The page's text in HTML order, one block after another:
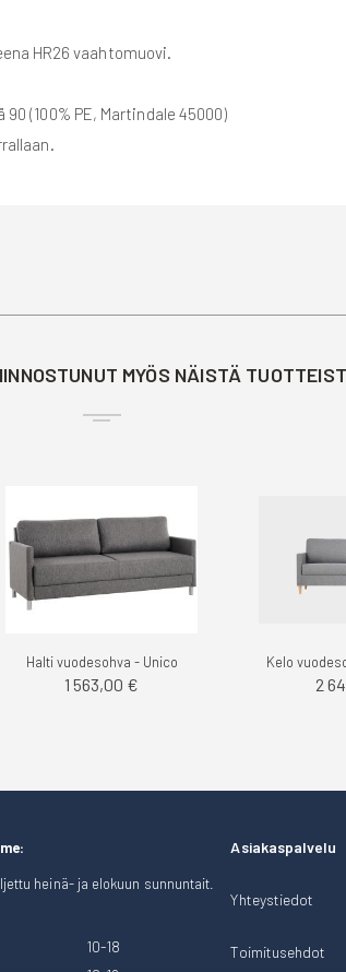
HR26 vaahtomuovi.
(100% PE, Martindale 45000)
MYÖS NÄISTÄ
Halti vuodesohva - Unico
1 563,00 € 2
heinä- ja elokuun sunnuntait.
10-18
Asiakaspalvelu
Yhteystiedot
Toimitusehdot